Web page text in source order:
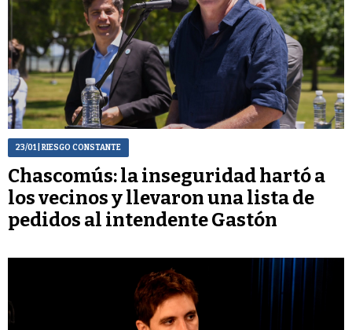
23/01| RIESGO CONSTANTE
Chascomús: la inseguridad hartó a
los vecinos y llevaron una lista de
pedidos al intendente Gastón